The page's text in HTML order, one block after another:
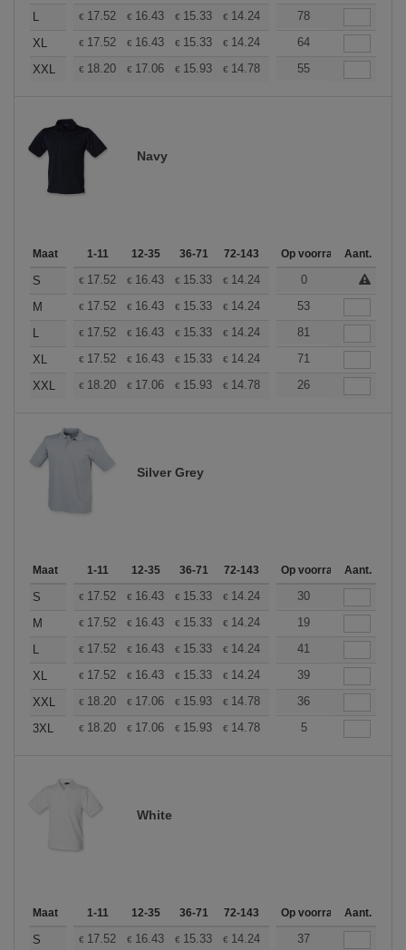
L
€ 17.52 € 16.43 € 15.33 € 14.24 13.14
78
XL
€ 17.52 € 16.43 € 15.33 € 14.24 13.14
64
XXL
€ 18.20 € 17.06 € 15.93 € 14.78 13.65
55
Navy
Maat 1-11 12-35 36-71 72-143 144-287 288 + Meer
Op voorraadAant.
S € 17.52 € 16.43 € 15.33 € 14.24 13.14
0
M
€ 17.52 € 16.43 € 15.33 € 14.24 13.14
53
L
€ 17.52 € 16.43 € 15.33 € 14.24 13.14
81
XL
€ 17.52 € 16.43 € 15.33 € 14.24 13.14
71
XXL
€ 18.20 € 17.06 € 15.93 € 14.78 13.65
26
Silver Grey
Maat 1-11 12-35 36-71 72-143 144-287 288 + Meer
Op voorraadAant.
S € 17.52 € 16.43 € 15.33 € 14.24 13.14
30
M
€ 17.52 € 16.43 € 15.33 € 14.24 13.14
19
L
€ 17.52 € 16.43 € 15.33 € 14.24 13.14
41
XL
€ 17.52 € 16.43 € 15.33 € 14.24 13.14
39
XXL
€ 18.20 € 17.06 € 15.93 € 14.78 13.65
36
3XL
€ 18.20 € 17.06 € 15.93 € 14.78 13.65
5
White
Maat 1-11 12-35 36-71 72-143 144-287 288 + Meer
Op voorraadAant.
S € 17.52 € 16.43 € 15.33 € 14.24 13.14
37